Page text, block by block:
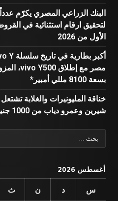
البنك الزراعي المصري يكرّم
لتحقيق ارقام استثنائية في
الأول من 2026
بسعة 8100 مللي أمبير*
خناقة المليونيرات والغلابة
شيرين وعمرو دياب من 1000 جنيه إلى نصف مليون
البحث
عن:
أغسطس 2026
س د ن ث